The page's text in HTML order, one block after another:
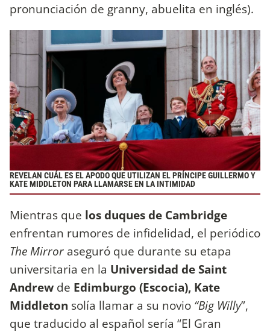
pronunciación de granny, abuelita en inglés).
REVELAN CUÁL ES EL APODO QUE UTILIZAN EL PRÍNCIPE GUILLERMO Y
KATE MIDDLETON PARA LLAMARSE EN LA INTIMIDAD
Mientras que los duques de Cambridge
enfrentan rumores de infidelidad, el periódico
The Mirror aseguró que durante su etapa
universitaria en la Universidad de Saint
Andrew de Edimburgo (Escocia), Kate
Middleton solía llamar a su novio “Big Willy”,
que traducido al español sería “El Gran